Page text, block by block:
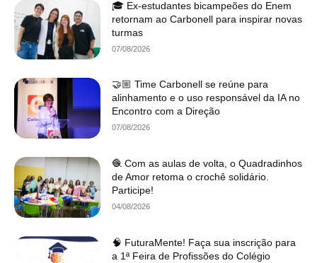
🎓 Ex-estudantes bicampeões do Enem
retornam ao Carbonell para inspirar novas
turmas
07/08/2026
🤝🏼 Time Carbonell se reúne para
alinhamento e o uso responsável da IA no
Encontro com a Direção
07/08/2026
🧶 Com as aulas de volta, o Quadradinhos
de Amor retoma o crochê solidário.
Participe!
04/08/2026
🧠 FuturaMente! Faça sua inscrição para
a 1ª Feira de Profissões do Colégio